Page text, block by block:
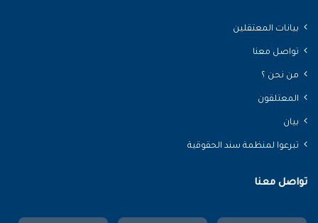
بيانات المعتقلين
تواصل معنا
من نحن ؟
المعتلقون
بيان
تبرعوا لمنظمة سند الحقوقية
تواصل معنا